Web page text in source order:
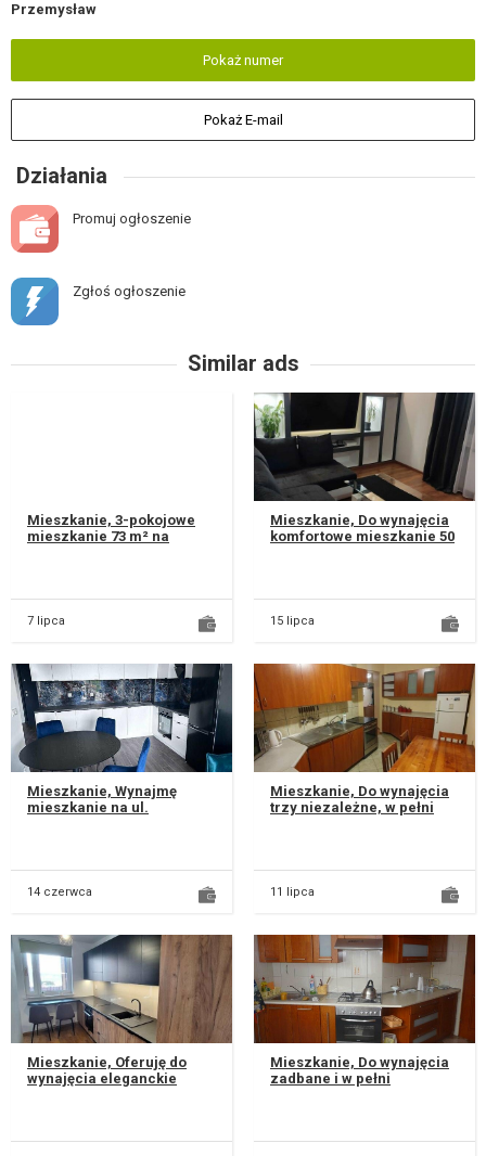
Przemysław
Pokaż numer
Pokaż E-mail
Działania
Promuj ogłoszenie
Zgłoś ogłoszenie
Similar ads
Mieszkanie, 3-pokojowe
mieszkanie 73 m² na
7 lipca
Mieszkanie, Do wynajęcia
komfortowe mieszkanie 50
15 lipca
Mieszkanie, Wynajmę
mieszkanie na ul.
14 czerwca
Mieszkanie, Do wynajęcia
trzy niezależne, w pełni
11 lipca
Mieszkanie, Oferuję do
wynajęcia eleganckie
Mieszkanie, Do wynajęcia
zadbane i w pełni